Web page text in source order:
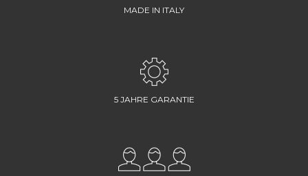
MADE IN ITALY
5 JAHRE GARANTIE